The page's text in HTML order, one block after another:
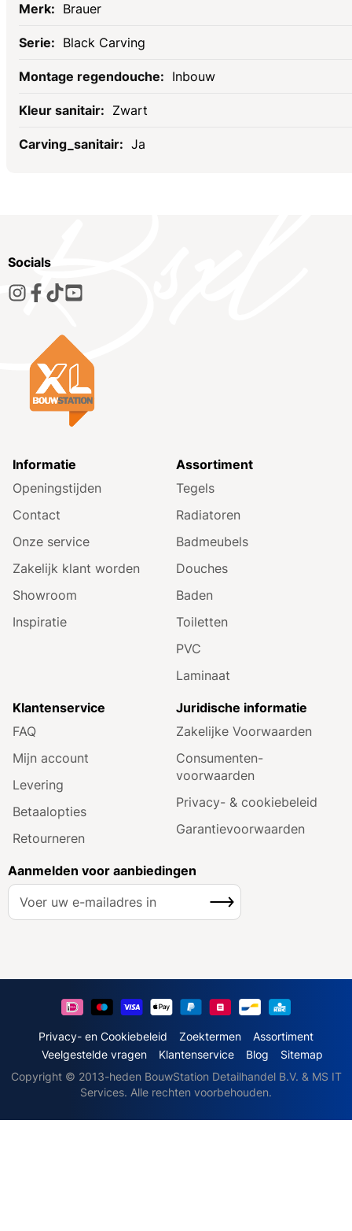
Brauer
Black Carving
Inbouw
Zwart
Ja
Socials
Informatie
Openingstijden
Contact
Onze service
Zakelijk klant worden
Showroom
Inspiratie
Assortiment
Tegels
Radiatoren
Badmeubels
Douches
Baden
Toiletten
PVC
Laminaat
Klantenservice
FAQ
Mijn account
Levering
Betaalopties
Retourneren
Juridische informatie
Zakelijke Voorwaarden
Consumenten­
voorwaarden
Privacy- & cookiebeleid
Garantie­voorwaarden
Aanmelden voor aanbiedingen
A
e
o
z
Inschrijven
Privacy- en Cookiebeleid Zoektermen
Assortiment
Veelgestelde vragen
Klantenservice Blog
Sitemap
Copyright © 2013-heden BouwStation Detailhandel B.V. & MS IT
Services. Alle rechten voorbehouden.